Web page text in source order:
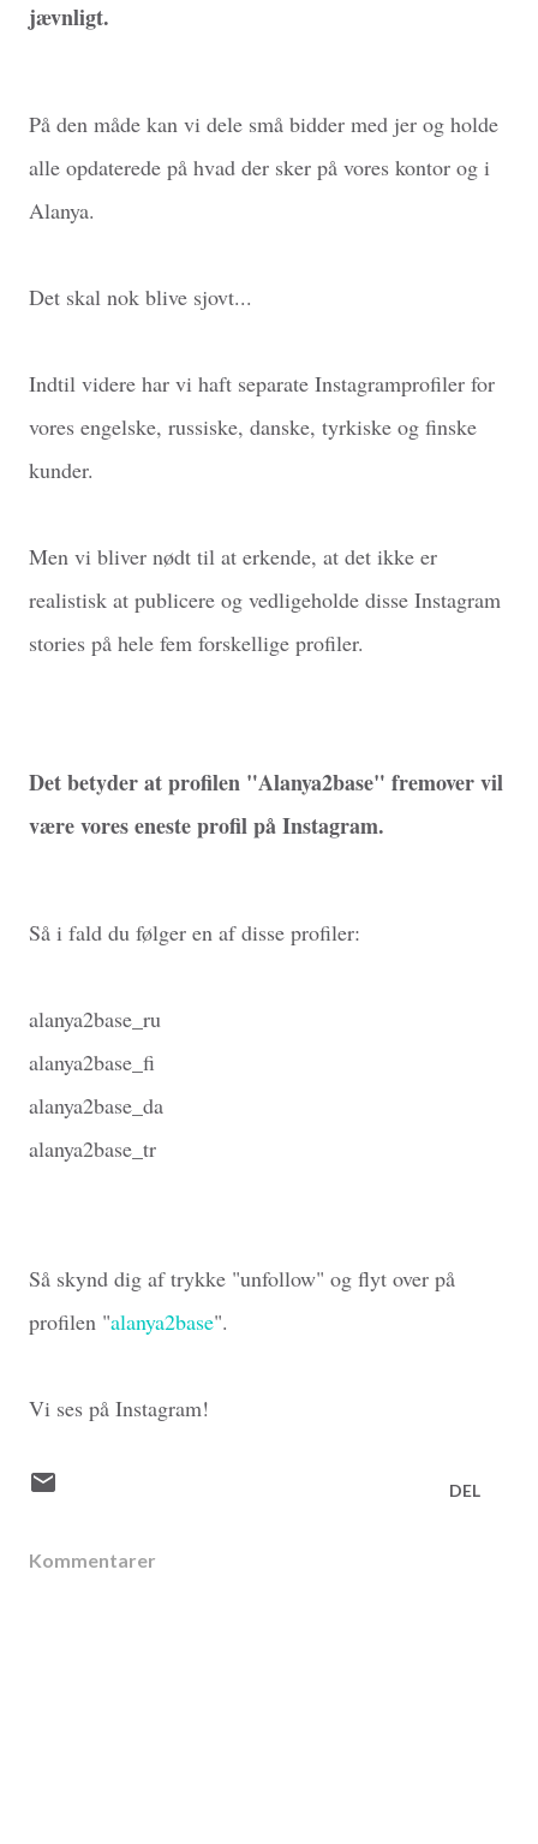
jævnligt.
På den måde kan vi dele små bidder med jer og holde
alle opdaterede på hvad der sker på vores kontor og i
Alanya.
Det skal nok blive sjovt...
Indtil videre har vi haft separate Instagramprofiler for
vores engelske, russiske, danske, tyrkiske og finske
kunder.
Men vi bliver nødt til at erkende, at det ikke er
realistisk at publicere og vedligeholde disse Instagram
stories på hele fem forskellige profiler.
Det betyder at profilen "Alanya2base" fremover vil
være vores eneste profil på Instagram.
Så i fald du følger en af disse profiler:
alanya2base_ru
alanya2base_fi
alanya2base_da
alanya2base_tr
Så skynd dig af trykke "unfollow" og flyt over på
profilen "alanya2base".
Vi ses på Instagram!
DEL
Kommentarer